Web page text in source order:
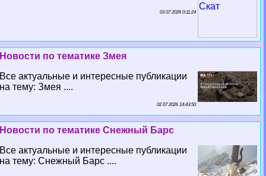
03 07 2026 0:11:24
Новости по тематике Змея
Все актуальные и интересные публикации
на тему: Змея ....
02 07 2026 14:43:50
Новости по тематике Снежный Барс
Все актуальные и интересные публикации
на тему: Снежный Барс ....